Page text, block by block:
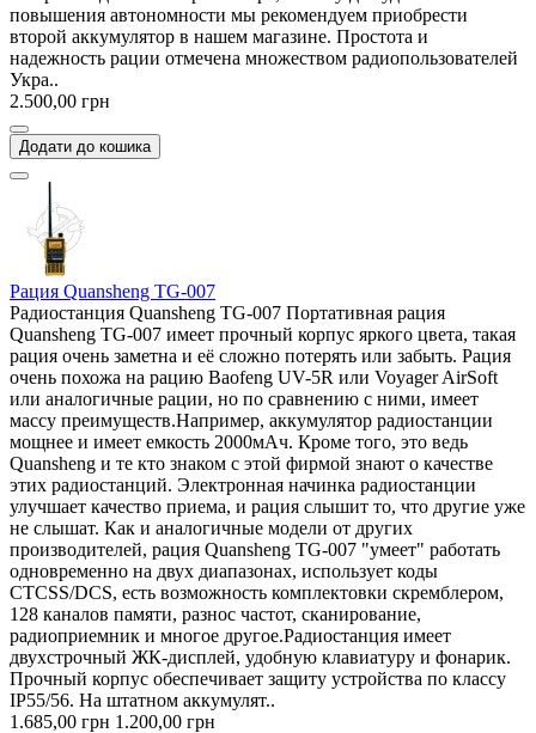
повышения автономности мы рекомендуем приобрести
второй аккумулятор в нашем магазине. Простота и
надежность рации отмечена множеством радиопользователей
Укра..
2.500,00 грн
Додати до кошика
Рация Quansheng TG-007
Радиостанция Quansheng TG-007 Портативная рация
Quansheng TG-007 имеет прочный корпус яркого цвета, такая
рация очень заметна и её сложно потерять или забыть. Рация
очень похожа на рацию Baofeng UV-5R или Voyager AirSoft
или аналогичные рации, но по сравнению с ними, имеет
массу преимуществ.Например, аккумулятор радиостанции
мощнее и имеет емкость 2000мАч. Кроме того, это ведь
Quansheng и те кто знаком с этой фирмой знают о качестве
этих радиостанций. Электронная начинка радиостанции
улучшает качество приема, и рация слышит то, что другие уже
не слышат. Как и аналогичные модели от других
производителей, рация Quansheng TG-007 "умеет" работать
одновременно на двух диапазонах, использует коды
CTCSS/DCS, есть возможность комплектовки скремблером,
128 каналов памяти, разнос частот, сканирование,
радиоприемник и многое другое.Радиостанция имеет
двухстрочный ЖК-дисплей, удобную клавиатуру и фонарик.
Прочный корпус обеспечивает защиту устройства по классу
IP55/56. На штатном аккумулят..
1.685,00 грн 1.200,00 грн